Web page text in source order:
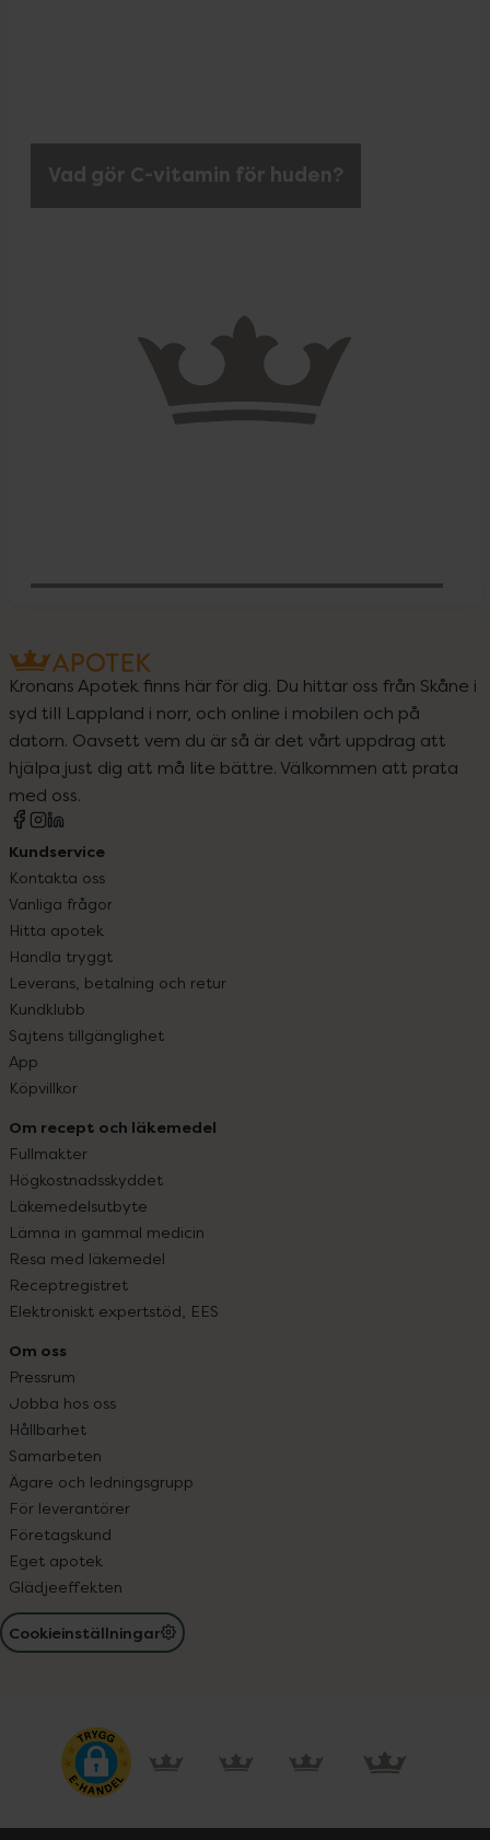
Vad gör C-vitamin för huden?
Kronans Apotek finns här för dig. Du hittar oss från Skåne i
syd till Lappland i norr, och online i mobilen och på
datorn. Oavsett vem du är så är det vårt uppdrag att
hjälpa just dig att må lite bättre. Välkommen att prata
med oss.
Kundservice
Kontakta oss
Vanliga frågor
Hitta apotek
Handla tryggt
Leverans, betalning och retur
Kundklubb
Sajtens tillgänglighet
App
Köpvillkor
Om recept och läkemedel
Fullmakter
Högkostnadsskyddet
Läkemedelsutbyte
Lämna in gammal medicin
Resa med läkemedel
Receptregistret
Elektroniskt expertstöd, EES
Om oss
Pressrum
Jobba hos oss
Hållbarhet
Samarbeten
Ägare och ledningsgrupp
För leverantörer
Företagskund
Eget apotek
Glädjeeffekten
Cookieinställningar